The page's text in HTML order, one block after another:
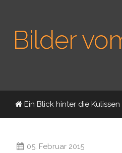
Bilder
Ein Blick hinter die Kulissen
05. Februar 2015